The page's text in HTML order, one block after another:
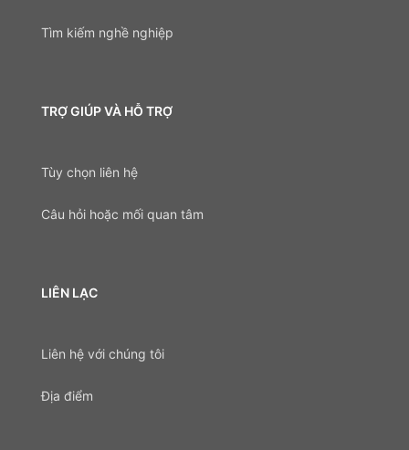
Tìm kiếm nghề nghiệp
TRỢ GIÚP VÀ HỖ TRỢ
Tùy chọn liên hệ
Câu hỏi hoặc mối quan tâm
LIÊN LẠC
Liên hệ với chúng tôi
Địa điểm